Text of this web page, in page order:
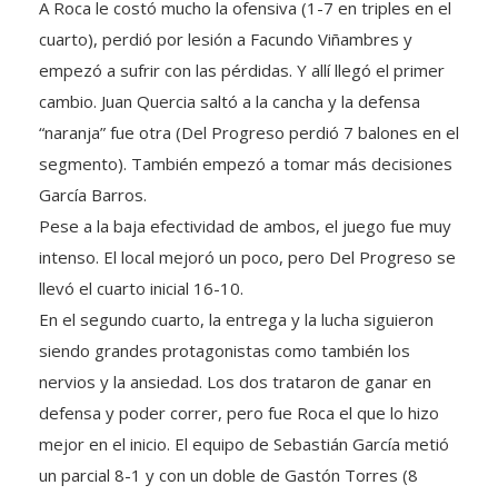
cuarto), perdió por lesión a Facundo Viñambres y
empezó a sufrir con las pérdidas. Y allí llegó el primer
cambio. Juan Quercia saltó a la cancha y la defensa
“naranja” fue otra (Del Progreso perdió 7 balones en el
segmento). También empezó a tomar más decisiones
García Barros.
Pese a la baja efectividad de ambos, el juego fue muy
intenso. El local mejoró un poco, pero Del Progreso se
llevó el cuarto inicial 16-10.
En el segundo cuarto, la entrega y la lucha siguieron
siendo grandes protagonistas como también los
nervios y la ansiedad. Los dos trataron de ganar en
defensa y poder correr, pero fue Roca el que lo hizo
mejor en el inicio. El equipo de Sebastián García metió
un parcial 8-1 y con un doble de Gastón Torres (8
puntos y 6 rebotes en la etapa) pasó al frente 18-17 a